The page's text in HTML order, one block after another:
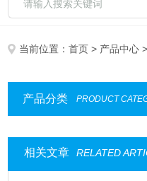
当前位置：首页 > 产品中心 >
产品分类 PRODUCT
相关文章 RELATED